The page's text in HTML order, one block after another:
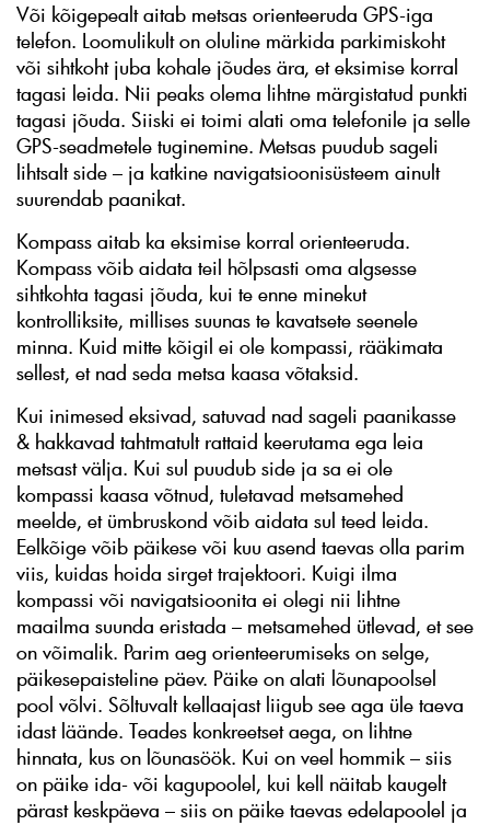
Või kõigepealt aitab metsas orienteeruda GPS-iga
telefon. Loomulikult on oluline märkida parkimiskoht
või sihtkoht juba kohale jõudes ära, et eksimise korral
tagasi leida. Nii peaks olema lihtne märgistatud punkti
tagasi jõuda. Siiski ei toimi alati oma telefonile ja selle
GPS-seadmetele tuginemine. Metsas puudub sageli
lihtsalt side – ja katkine navigatsioonisüsteem ainult
suurendab paanikat.
Kompass aitab ka eksimise korral orienteeruda.
Kompass võib aidata teil hõlpsasti oma algsesse
sihtkohta tagasi jõuda, kui te enne minekut
kontrolliksite, millises suunas te kavatsete seenele
minna. Kuid mitte kõigil ei ole kompassi, rääkimata
sellest, et nad seda metsa kaasa võtaksid.
Kui inimesed eksivad, satuvad nad sageli paanikasse
& hakkavad tahtmatult rattaid keerutama ega leia
metsast välja. Kui sul puudub side ja sa ei ole
kompassi kaasa võtnud, tuletavad metsamehed
meelde, et ümbruskond võib aidata sul teed leida.
Eelkõige võib päikese või kuu asend taevas olla parim
viis, kuidas hoida sirget trajektoori. Kuigi ilma
kompassi või navigatsioonita ei olegi nii lihtne
maailma suunda eristada – metsamehed ütlevad, et see
on võimalik. Parim aeg orienteerumiseks on selge,
päikesepaisteline päev. Päike on alati lõunapoolsel
pool võlvi. Sõltuvalt kellaajast liigub see aga üle taeva
idast läände. Teades konkreetset aega, on lihtne
hinnata, kus on lõunasöök. Kui on veel hommik – siis
on päike ida- või kagupoolel, kui kell näitab kaugelt
pärast keskpäeva – siis on päike taevas edelapoolel ja